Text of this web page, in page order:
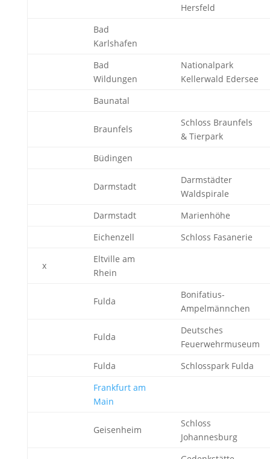
Hersfeld
Bad
Karlshafen
Bad
Wildungen
Nationalpark
Kellerwald Edersee
Baunatal
Braunfels
Schloss Braunfels
& Tierpark
Büdingen
Darmstadt
Darmstädter
Waldspirale
Darmstadt
Marienhöhe
Eichenzell
Schloss Fasanerie
x
Eltville am
Rhein
Fulda
Bonifatius-
Ampelmännchen
Fulda
Deutsches
Feuerwehrmuseum
Fulda
Schlosspark Fulda
Frankfurt am
Main
Geisenheim
Schloss
Johannesburg